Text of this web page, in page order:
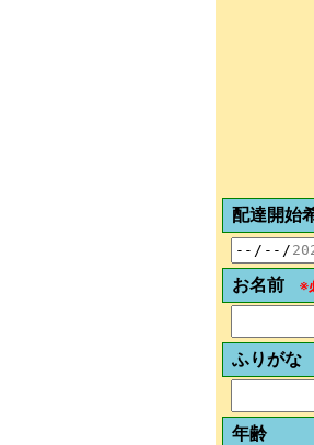
配達開始
お名前 ※
ふりがな
年齢